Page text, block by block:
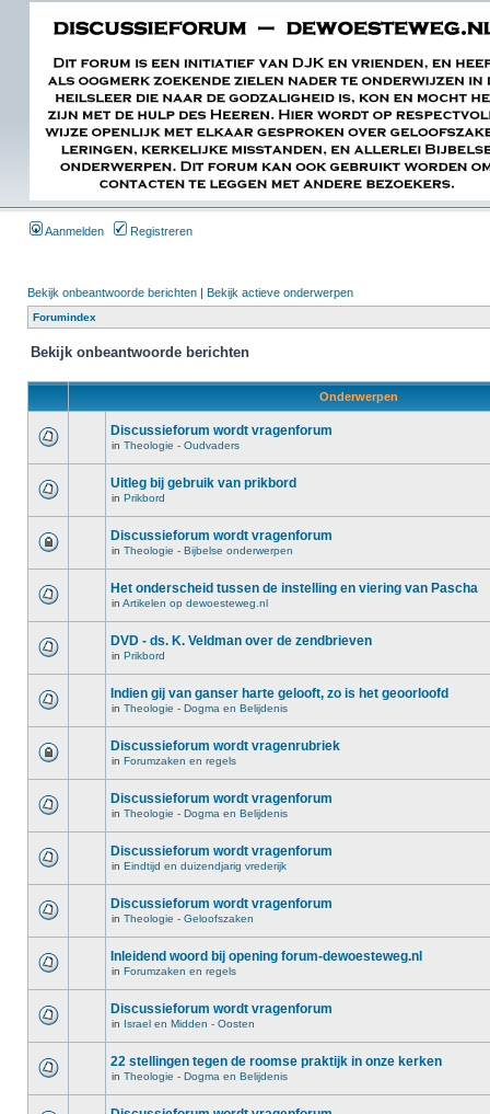
Aanmelden Registreren
Bekijk onbeantwoorde berichten | Bekijk actieve onderwerpen
Forumindex
Bekijk onbeantwoorde berichten
Onderwerpen
Discussieforum wordt vragenforum
in Theologie - Oudvaders
Uitleg bij gebruik van prikbord
in Prikbord
Discussieforum wordt vragenforum
in Theologie - Bijbelse onderwerpen
Het onderscheid tussen de instelling en viering van Pascha
in Artikelen op dewoesteweg.nl
DVD - ds. K. Veldman over de zendbrieven
in Prikbord
Indien gij van ganser harte gelooft, zo is het geoorloofd
in Theologie - Dogma en Belijdenis
Discussieforum wordt vragenrubriek
in Forumzaken en regels
Discussieforum wordt vragenforum
in Theologie - Dogma en Belijdenis
Discussieforum wordt vragenforum
in Eindtijd en duizendjarig vrederijk
Discussieforum wordt vragenforum
in Theologie - Geloofszaken
Inleidend woord bij opening forum-dewoesteweg.nl
in Forumzaken en regels
Discussieforum wordt vragenforum
in Israel en Midden - Oosten
22 stellingen tegen de roomse praktijk in onze kerken
in Theologie - Dogma en Belijdenis